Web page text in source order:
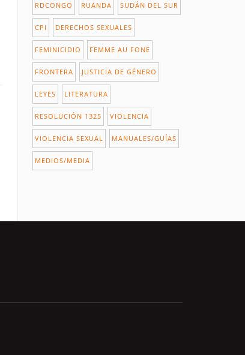
RDCONGO RUANDA SUDÁN DEL SUR
CPI DERECHOS SEXUALES
FEMINICIDIO FEMME AU FONE
FRONTERA JUSTICIA DE GÉNERO
LEYES LITERATURA
RESOLUCIÓN 1325 VIOLENCIA
VIOLENCIA SEXUAL MANUALES/GUÍAS
MEDIOS/MEDIA